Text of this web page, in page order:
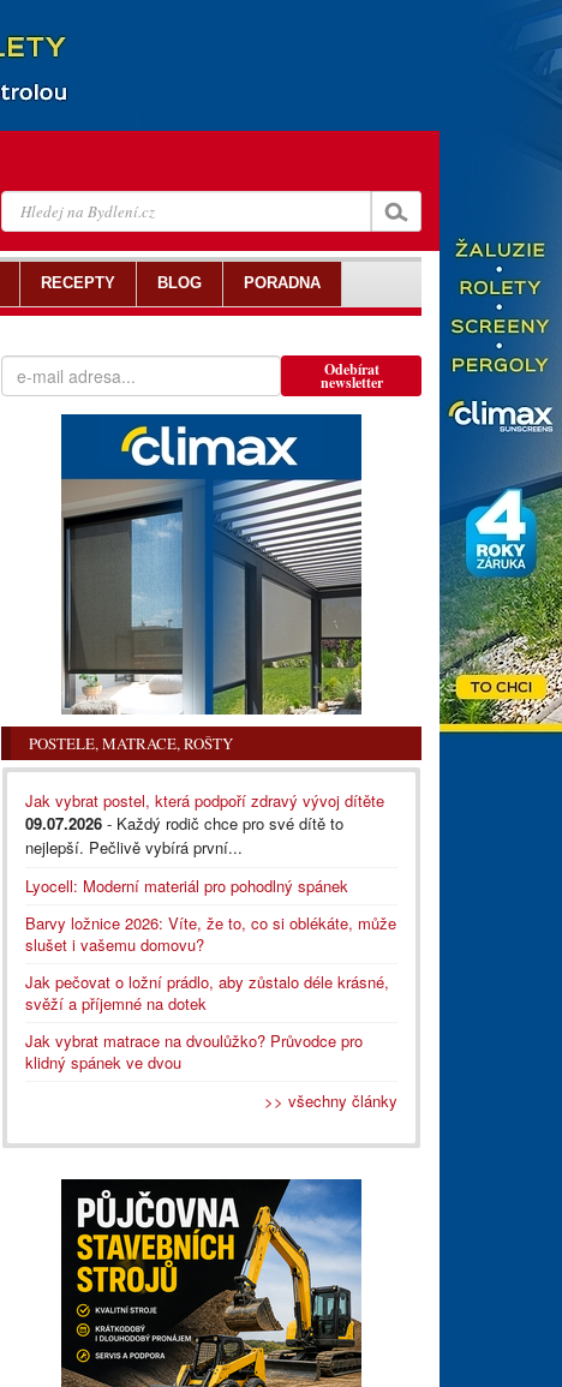
Odebírat
newsletter
POSTELE, MATRACE, ROŠTY
Jak vybrat postel, která podpoří zdravý vývoj dítěte
09.07.2026 - Každý rodič chce pro své dítě to
nejlepší. Pečlivě vybírá první...
Lyocell: Moderní materiál pro pohodlný spánek
Barvy ložnice 2026: Víte, že to, co si oblékáte, může
slušet i vašemu domovu?
Jak pečovat o ložní prádlo, aby zůstalo déle krásné,
svěží a příjemné na dotek
Jak vybrat matrace na dvoulůžko? Průvodce pro
klidný spánek ve dvou
>> všechny články
RECEPTY BLOG PORADNA